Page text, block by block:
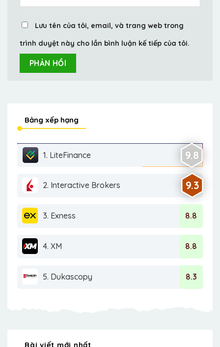
Lưu tên của tôi, email, và trang web trong
trình duyệt này cho lần bình luận kế tiếp của tôi.
Bảng xếp hạng
1. LiteFinance 9.8
2. Interactive Brokers 9.3
3. Exness 8.8
4. XM 8.8
5. Dukascopy 8.3
Bài viết mới nhất